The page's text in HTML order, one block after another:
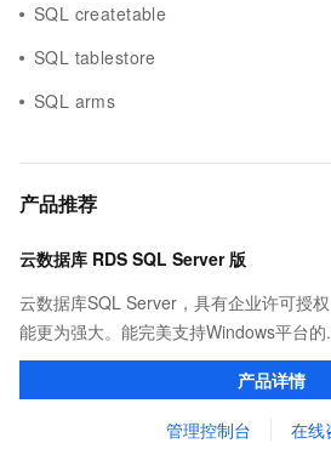
SQL createtable
SQL tablestore
SQL arms
产品推荐
云数据库 RDS SQL Server 版
云数据库SQL Server，具有企业许可授
能更为强大。能完美支持Windows平台的
查询，性能优秀，并有强大的可视化管
产品详情
管理控制台 在线